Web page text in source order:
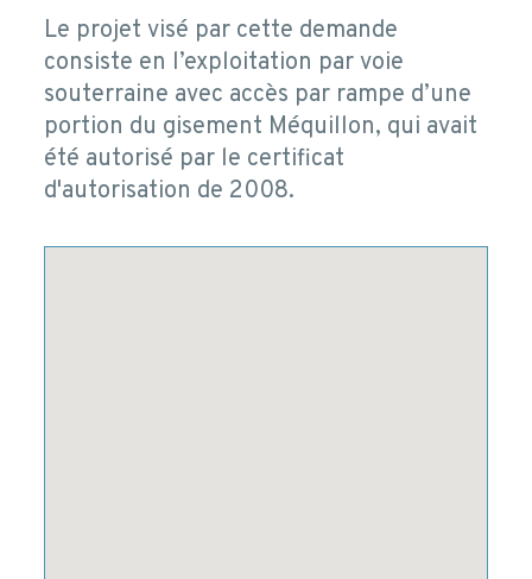
Le projet visé par cette demande
consiste en l’exploitation par voie
souterraine avec accès par rampe d’une
portion du gisement Méquillon, qui avait
été autorisé par le certificat
d'autorisation de 2008.